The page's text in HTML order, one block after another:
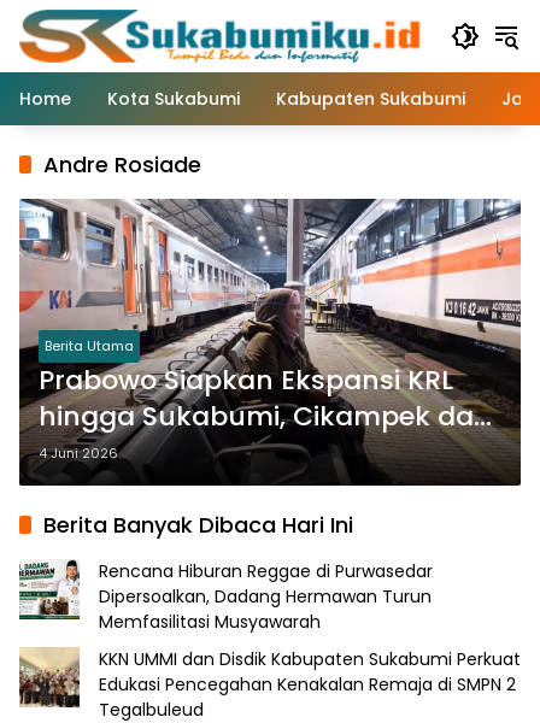
Langsung
konten
Home
Kota Sukabumi Kabupaten Sukabumi
Andre Rosiade
Berita Utama
Prabowo Siapkan Ekspansi KRL
hingga Sukabumi, Cikampek dan
Cilegon
4 Juni 2026
Berita Banyak Dibaca Hari Ini
Rencana Hiburan Reggae di Purwasedar
Dipersoalkan, Dadang Hermawan Turun
Memfasilitasi Musyawarah
KKN UMMI dan Disdik Kabupaten Sukabumi Perkuat
Edukasi Pencegahan Kenakalan Remaja di SMPN 2
Tegalbuleud